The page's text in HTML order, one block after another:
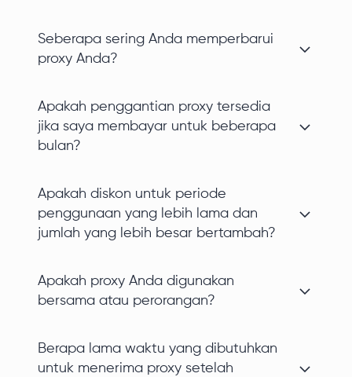
Seberapa sering Anda memperbarui
proxy Anda?
Apakah penggantian proxy tersedia
jika saya membayar untuk beberapa
bulan?
Apakah diskon untuk periode
penggunaan yang lebih lama dan
jumlah yang lebih besar bertambah?
Apakah proxy Anda digunakan
bersama atau perorangan?
Berapa lama waktu yang dibutuhkan
untuk menerima proxy setelah